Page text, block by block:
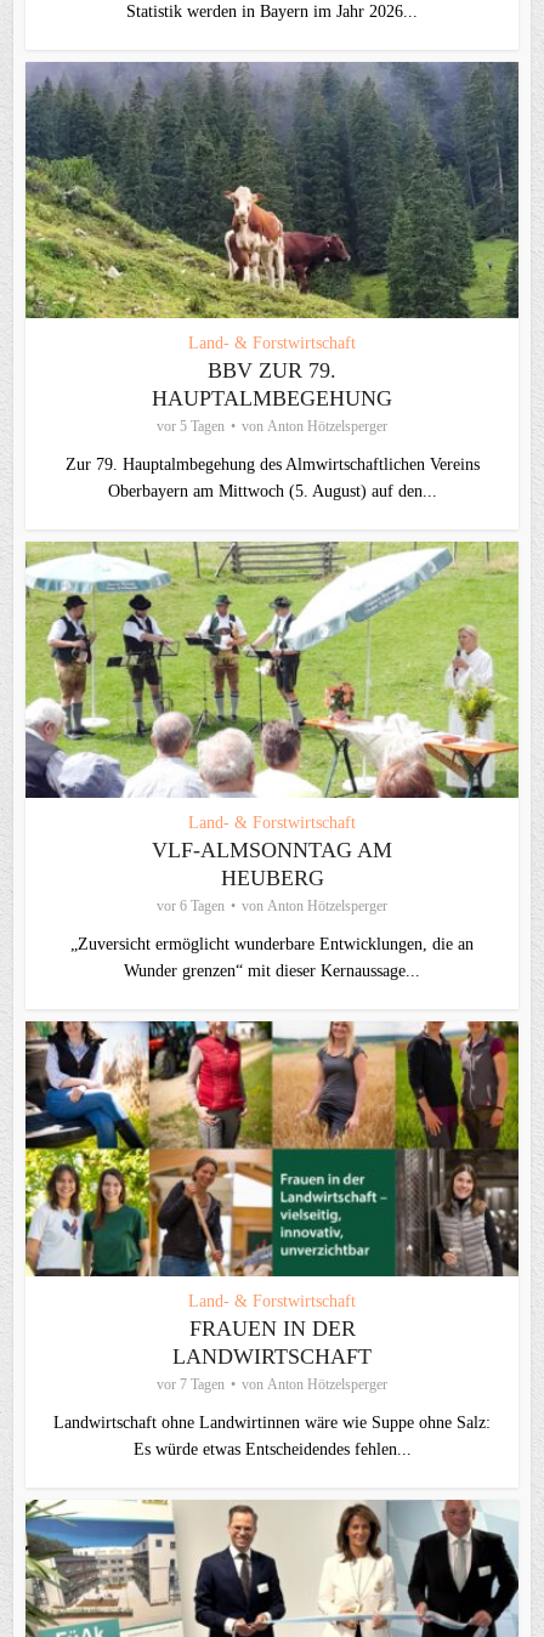
Statistik werden in Bayern im Jahr 2026...
Land- & Forstwirtschaft
BBV ZUR 79.
HAUPTALMBEGEHUNG
vor 5 Tagen von Anton Hötzelsperger
Zur 79. Hauptalmbegehung des Almwirtschaftlichen Vereins
Oberbayern am Mittwoch (5. August) auf den...
Land- & Forstwirtschaft
VLF-ALMSONNTAG AM
HEUBERG
vor 6 Tagen von Anton Hötzelsperger
„Zuversicht ermöglicht wunderbare Entwicklungen, die an
Wunder grenzen“ mit dieser Kernaussage...
Land- & Forstwirtschaft
FRAUEN IN DER
LANDWIRTSCHAFT
vor 7 Tagen von Anton Hötzelsperger
Landwirtschaft ohne Landwirtinnen wäre wie Suppe ohne Salz:
Es würde etwas Entscheidendes fehlen...